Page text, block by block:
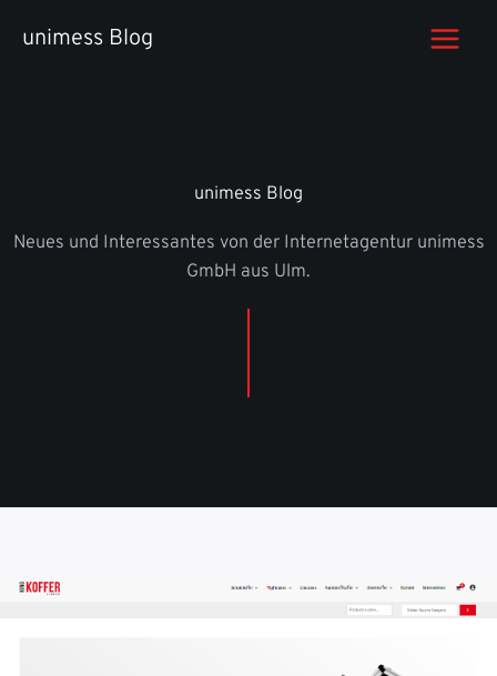
Inhaltunimess Blog
unimess Blog
Neues und Interessantes von der Internetagentur unimess
GmbH aus Ulm.
SEITE
SEITESEITESEITESEITE